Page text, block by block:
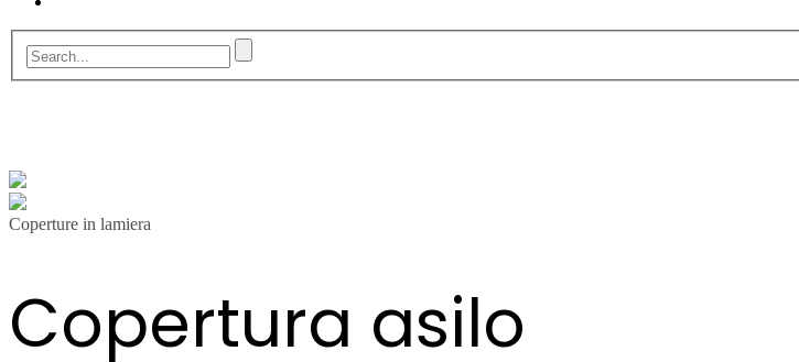
Coperture in lamiera
Copertura asilo